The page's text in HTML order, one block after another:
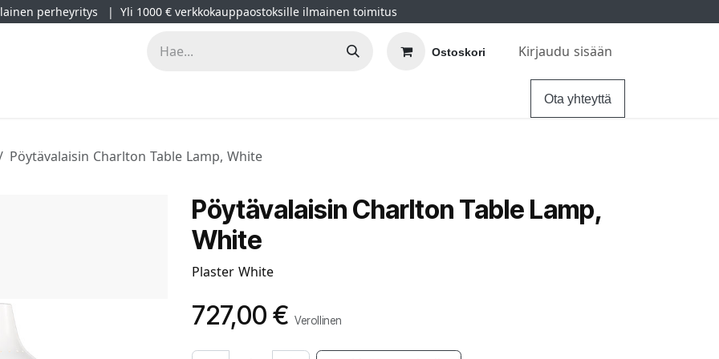
perheyritys | Yli 1000 € verkkokauppaostoksille ilmainen toimitus
Ostoskori Kirjaudu sisään
Ota yhteyttä
Pöytävalaisin Charlton Table Lamp, White
Pöytävalaisin Charlton Table Lamp,
White
Plaster White
727,00 € Verollinen